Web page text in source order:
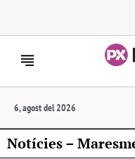
6, agost del 2026
Notícies –